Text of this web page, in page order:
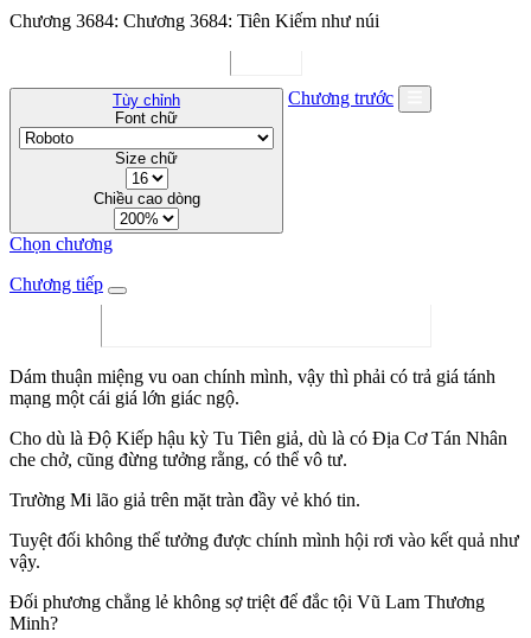
Chương 3684: Chương 3684: Tiên Kiếm như núi
Tùy chỉnh
Font chữ
Size chữ
Chiều cao dòng
Chương trước
Chọn chương
Chương tiếp
Dám thuận miệng vu oan chính mình, vậy thì phải có trả giá tánh
mạng một cái giá lớn giác ngộ.
Cho dù là Độ Kiếp hậu kỳ Tu Tiên giả, dù là có Địa Cơ Tán Nhân
che chở, cũng đừng tưởng rằng, có thể vô tư.
Trường Mi lão giả trên mặt tràn đầy vẻ khó tin.
Tuyệt đối không thể tưởng được chính mình hội rơi vào kết quả như
vậy.
Đối phương chẳng lẻ không sợ triệt để đắc tội Vũ Lam Thương
Minh?